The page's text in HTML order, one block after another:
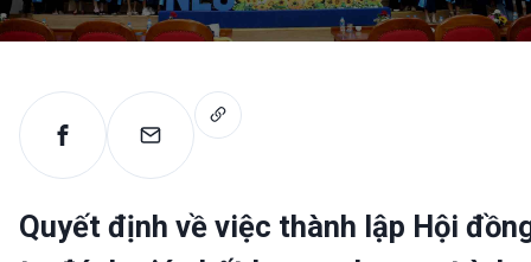
Quyết định về việc thành lập Hội